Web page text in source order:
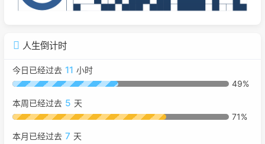
人生倒计时
今日已经过去 11 小时
49%
本周已经过去 5 天
71%
本月已经过去 7 天